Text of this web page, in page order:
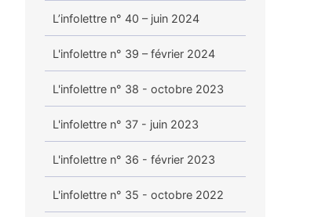
L’infolettre n° 40 – juin 2024
L'infolettre n° 39 – février 2024
L'infolettre n° 38 - octobre 2023
L'infolettre n° 37 - juin 2023
L'infolettre n° 36 - février 2023
L'infolettre n° 35 - octobre 2022